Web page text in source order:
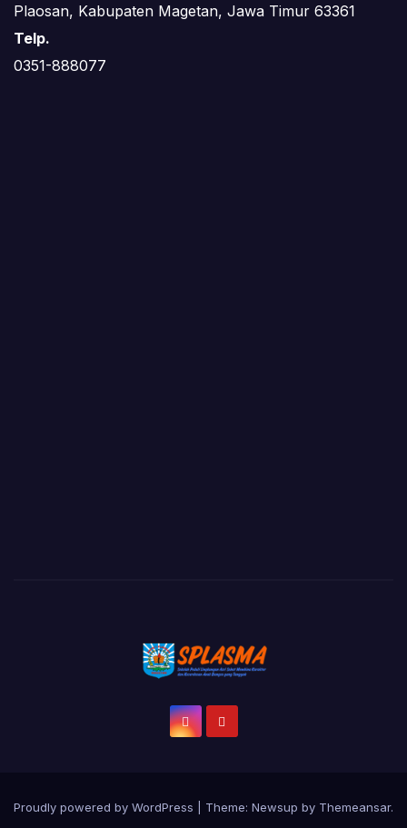
Plaosan, Kabupaten Magetan, Jawa Timur 63361
Telp.
0351-888077
Proudly powered by WordPress Theme: Newsup by Themeansar.